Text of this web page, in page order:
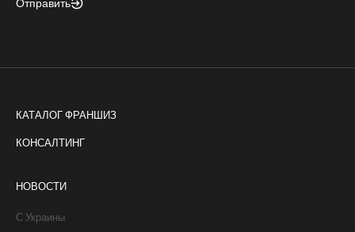
КАТАЛОГ ФРАНШИЗ
КОНСАЛТИНГ
НОВОСТИ
С Украины